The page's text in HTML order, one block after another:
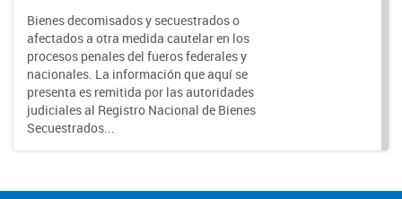
Bienes decomisados y secuestrados o
afectados a otra medida cautelar en los
procesos penales del fueros federales y
nacionales. La información que aquí se
presenta es remitida por las autoridades
judiciales al Registro Nacional de Bienes
Secuestrados...